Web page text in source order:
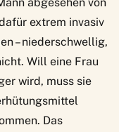
extrem invasiv
– niederschwellig,
Will eine Frau
wird, muss sie
Das